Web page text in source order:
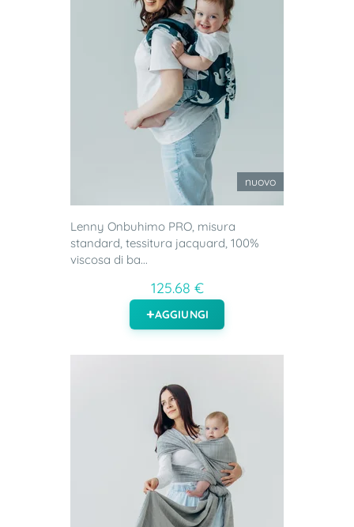
nuovo
Lenny Onbuhimo PRO, misura
standard, tessitura jacquard, 100%
viscosa di ba...
125.68 €
AGGIUNGI